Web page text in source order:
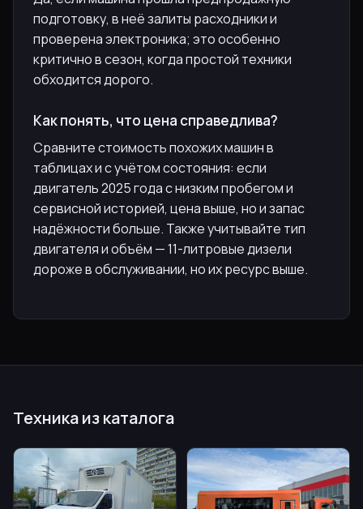
подготовку, в неё залиты расходники и
проверена электроника; это особенно
критично в сезон, когда простой техники
обходится дорого.
Как понять, что цена справедлива?
Сравните стоимость похожих машин в
таблицах и с учётом состояния: если
двигатель 2025 года с низким пробегом и
сервисной историей, цена выше, но и запас
надёжности больше. Также учитывайте тип
двигателя и объём — 11-литровые дизели
дороже в обслуживании, но их ресурс выше.
Техника из каталога